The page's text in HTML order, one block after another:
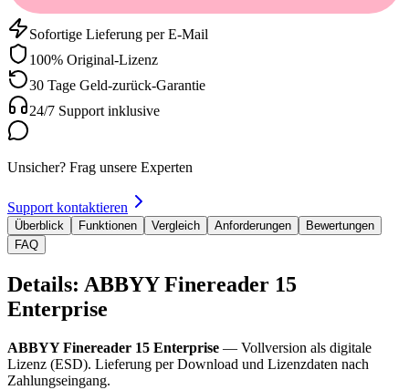
Sofortige Lieferung per E-Mail
100% Original-Lizenz
30 Tage Geld-zurück-Garantie
24/7 Support inklusive
Unsicher? Frag unsere Experten
Support kontaktieren
Überblick Funktionen Vergleich Anforderungen
Bewertungen
FAQ
Details: ABBYY Finereader 15
Enterprise
ABBYY Finereader 15 Enterprise — Vollversion als digitale
Lizenz (ESD). Lieferung per Download und Lizenzdaten nach
Zahlungseingang.